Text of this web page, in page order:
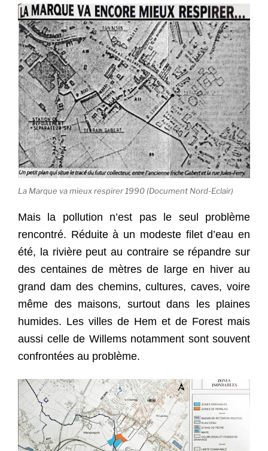
La Marque va mieux respirer 1990 (Document Nord-Eclair)
Mais la pollution n’est pas le seul problème
rencontré. Réduite à un modeste filet d’eau en
été, la rivière peut au contraire se répandre sur
des centaines de mètres de large en hiver au
grand dam des chemins, cultures, caves, voire
même des maisons, surtout dans les plaines
humides. Les villes de Hem et de Forest mais
aussi celle de Willems notamment sont souvent
confrontées au problème.